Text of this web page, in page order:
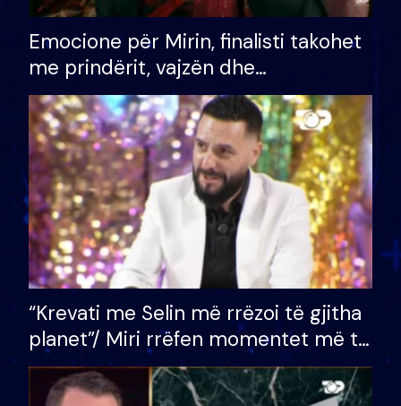
Emocione për Mirin, finalisti takohet
me prindërit, vajzën dhe
bashkëshorten: S’kemi ndonjë letër
divorci apo jo?
“Krevati me Selin më rrëzoi të gjitha
planet”/ Miri rrëfen momentet më të
bukura në shtëpinë e BB VIP: Do më
mungojë zilja e mëngjesit kur…